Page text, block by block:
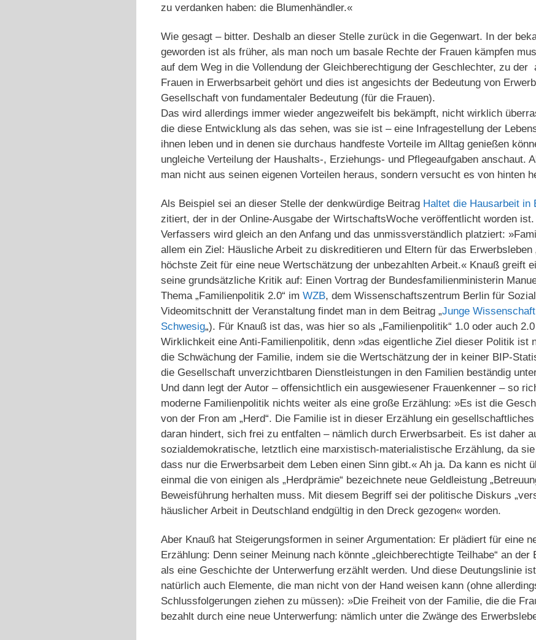
zu verdanken haben: die Blumenhändler.«
Wie gesagt – bitter. Deshalb an dieser Stelle zurück in die Gegenwart. In der
geworden ist als früher, als man noch um basale Rechte der Frauen kämpfen
auf dem Weg in die Vollendung der Gleichberechtigung der Geschlechter, zu der
Frauen in Erwerbsarbeit gehört und dies ist angesichts der Bedeutung von
Gesellschaft von fundamentaler Bedeutung (für die Frauen).
Das wird allerdings immer wieder angezweifelt bis bekämpft, nicht wirklich
die diese Entwicklung als das sehen, was sie ist – eine Infragestellung der
ihnen leben und in denen sie durchaus handfeste Vorteile im Alltag genießen
ungleiche Verteilung der Haushalts-, Erziehungs- und Pflegeaufgaben anschaut.
man nicht aus seinen eigenen Vorteilen heraus, sondern versucht es von hinten
Als Beispiel sei an dieser Stelle der denkwürdige Beitrag Haltet die Hausarbeit in
zitiert, der in der Online-Ausgabe der WirtschaftsWoche veröffentlicht worden
Verfassers wird gleich an den Anfang und das unmissverständlich platziert:
allem ein Ziel: Häusliche Arbeit zu diskreditieren und Eltern für das Erwerbsleben
höchste Zeit für eine neue Wertschätzung der unbezahlten Arbeit.« Knauß greift
seine grundsätzliche Kritik auf: Einen Vortrag der Bundesfamilienministerin
Thema „Familienpolitik 2.0“ im WZB, dem Wissenschaftszentrum Berlin für
Videomitschnitt der Veranstaltung findet man in dem Beitrag „Junge
Schwesig„). Für Knauß ist das, was hier so als „Familienpolitik“ 1.0 oder auch
Wirklichkeit eine Anti-Familienpolitik, denn »das eigentliche Ziel dieser Politik ist
die Schwächung der Familie, indem sie die Wertschätzung der in keiner BIP-
die Gesellschaft unverzichtbaren Dienstleistungen in den Familien beständig
Und dann legt der Autor – offensichtlich ein ausgewiesener Frauenkenner – so
moderne Familienpolitik nichts weiter als eine große Erzählung: »Es ist die
von der Fron am „Herd“. Die Familie ist in dieser Erzählung ein
daran hindert, sich frei zu entfalten – nämlich durch Erwerbsarbeit. Es ist daher
sozialdemokratische, letztlich eine marxistisch-materialistische Erzählung, da
dass nur die Erwerbsarbeit dem Leben einen Sinn gibt.« Ah ja. Da kann es nicht
einmal die von einigen als „Herdprämie“ bezeichnete neue Geldleistung
Beweisführung herhalten muss. Mit diesem Begriff sei der politische Diskurs
häuslicher Arbeit in Deutschland endgültig in den Dreck gezogen« worden.
Aber Knauß hat Steigerungsformen in seiner Argumentation: Er plädiert für eine
Erzählung: Denn seiner Meinung nach könnte „gleichberechtigte Teilhabe“ an
als eine Geschichte der Unterwerfung erzählt werden. Und diese Deutungslinie
natürlich auch Elemente, die man nicht von der Hand weisen kann (ohne
Schlussfolgerungen ziehen zu müssen): »Die Freiheit von der Familie, die die
bezahlt durch eine neue Unterwerfung: nämlich unter die Zwänge des